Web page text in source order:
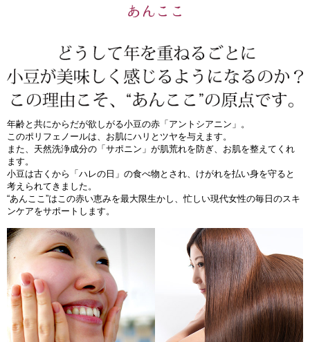
年齢と共にからだが欲しがる小豆の赤「アントシアニン」。
このポリフェノールは、お肌にハリとツヤを与えます。
また、天然洗浄成分の「サポニン」が肌荒れを防ぎ、お肌を整えてくれ
ます。
小豆は古くから「ハレの日」の食べ物とされ、けがれを払い身を守ると
考えられてきました。
“あんここ”はこの赤い恵みを最大限生かし、忙しい現代女性の毎日のスキ
ンケアをサポートします。